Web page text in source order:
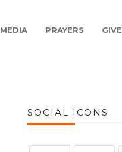
MEDIA PRAYERS GIVE
SOCIAL ICONS